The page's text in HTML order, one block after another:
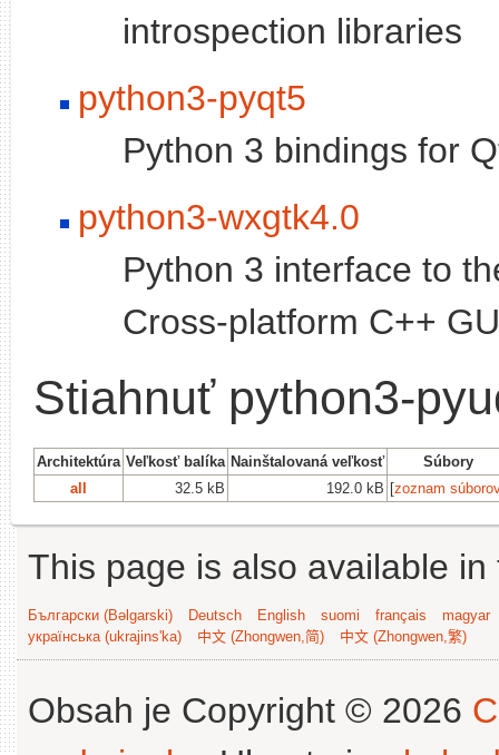
introspection libraries
python3-pyqt5
Python 3 bindings for
python3-wxgtk4.0
Python 3 interface to
Cross-platform C++
Stiahnuť python3-
Architektúra Veľkosť balíka Nainštalovaná veľkosť
Súbory
all
32.5 kB 192.0 kB [zoznam
This page is also available
Български (Bəlgarski) Deutsch English suomi français
magyar
українська (ukrajins'ka)
中文 (Zhongwen,简) 中文 (Zhongwen,繁)
Obsah je Copyright © 2026